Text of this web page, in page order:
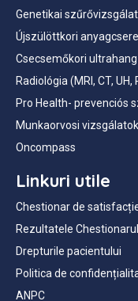
Genetikai
Újszülöttkori
Csecsemőkori
Radiológia (MRI, CT, UH,
Pro Health- prevenciós
Munkaorvosi vizsgálatok
Oncompass
Linkuri utile
Chestionar de
Rezultatele
Drepturile pacientului
Politica de
ANPC